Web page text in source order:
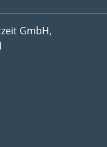
GmbH,